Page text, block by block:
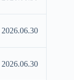
2026.06.30
2026.06.30